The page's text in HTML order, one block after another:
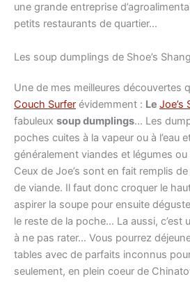
une grande entreprise
petits restaurants de quartier…
Les soup dumplings de Shoe’s
Une de mes meilleures découvertes
Couch Surfer évidemment : Le Joe’s
fabuleux soup dumplings… Les
poches cuites à la vapeur ou à l’eau
généralement viandes et légumes
Ceux de Joe’s sont en fait remplis
de viande. Il faut donc croquer le
aspirer la soupe pour ensuite
le reste de la poche… La aussi, c’est
à ne pas rater… Vous pourrez
tables avec de parfaits inconnus
seulement, en plein coeur de